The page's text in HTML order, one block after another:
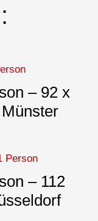
– 92 x
– 112